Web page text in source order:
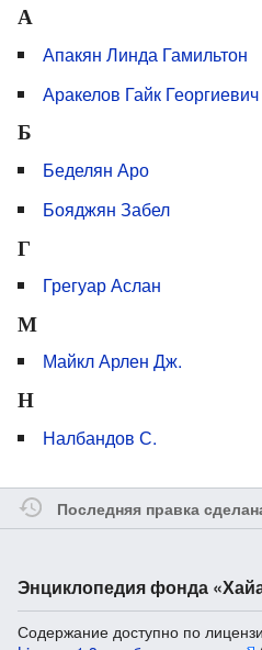
А
Апакян Линда Гамильтон
Аракелов Гайк Георгиевич
Б
Беделян Аро
Бояджян Забел
Г
Грегуар Аслан
М
Майкл Арлен Дж.
Н
Налбандов С.
Последняя правка
Энциклопедия фонда
Содержание доступно по